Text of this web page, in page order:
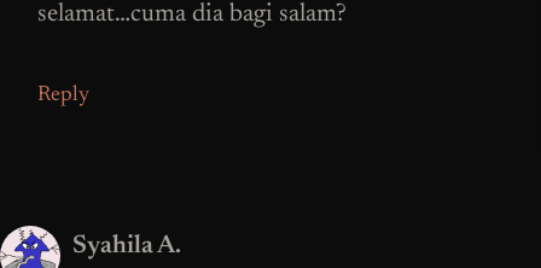
selamat…cuma dia bagi salam?
Reply
Syahila A.